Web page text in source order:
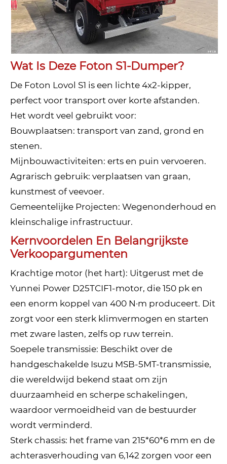
Wat Is Deze Foton S1-Dumper?
De Foton Lovol S1 is een lichte 4x2-kipper,
perfect voor transport over korte afstanden.
Het wordt veel gebruikt voor:
Bouwplaatsen: transport van zand, grond en
stenen.
Mijnbouwactiviteiten: erts en puin vervoeren.
Agrarisch gebruik: verplaatsen van graan,
kunstmest of veevoer.
Gemeentelijke Projecten: Wegenonderhoud en
kleinschalige infrastructuur.
Kernvoordelen En Belangrijkste
Verkoopargumenten
Krachtige motor (het hart): Uitgerust met de
Yunnei Power D25TCIF1-motor, die 150 pk en
een enorm koppel van 400 N·m produceert. Dit
zorgt voor een sterk klimvermogen en starten
met zware lasten, zelfs op ruw terrein.
Soepele transmissie: Beschikt over de
handgeschakelde Isuzu MSB-5MT-transmissie,
die wereldwijd bekend staat om zijn
duurzaamheid en scherpe schakelingen,
waardoor vermoeidheid van de bestuurder
wordt verminderd.
Sterk chassis: het frame van 215*60*6 mm en de
achterasverhouding van 6,142 zorgen voor een